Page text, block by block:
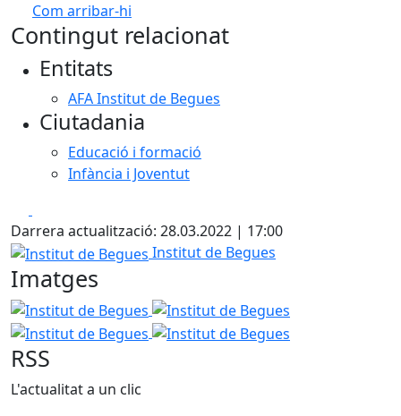
Com arribar-hi
+
Contingut relacionat
Entitats
AFA Institut de Begues
Ciutadania
Educació i formació
Infància i Joventut
Darrera actualització: 28.03.2022 | 17:00
Institut de Begues
Institut de Begues
Imatges
Institut de Begues Institut de Begues
Institut de Begues
RSS
L'actualitat a un clic